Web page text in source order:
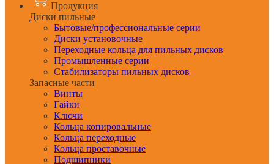
Продукция
Диски пильные
Бытовые/профессиональные серии
Диски установочные
Переходные кольца для пильных дисков
Промышленные серии
Стабилизаторы пильных дисков
Запасные части
Винты
Гайки
Ключи
Кольца копировальные
Кольца переходные
Кольца проставочные
Подшипники